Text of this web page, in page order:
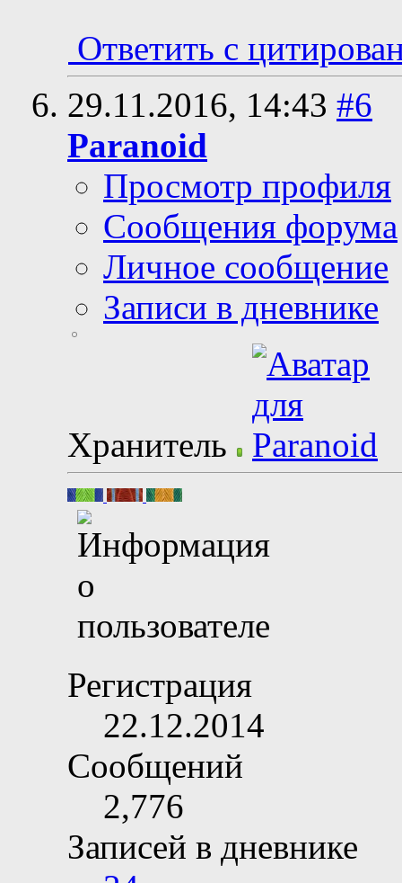
Ответить с
29.11.2016, 14:43 #6
Paranoid
Просмотр профиля
Сообщения форума
Личное сообщение
Записи в дневнике
Хранитель
Регистрация
22.12.2014
Сообщений
2,776
Записей в дневнике